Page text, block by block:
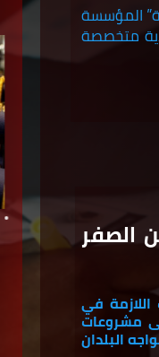
المؤسسة
متخصصة
الصفر
في
مشروعات
البلدان